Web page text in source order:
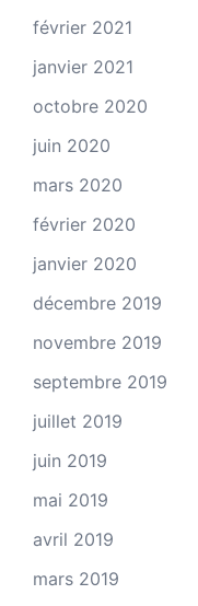
février 2021
janvier 2021
octobre 2020
juin 2020
mars 2020
février 2020
janvier 2020
décembre 2019
novembre 2019
septembre 2019
juillet 2019
juin 2019
mai 2019
avril 2019
mars 2019